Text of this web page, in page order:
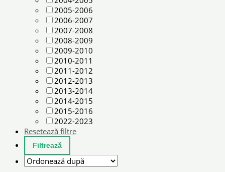
2005-2006
2006-2007
2007-2008
2008-2009
2009-2010
2010-2011
2011-2012
2012-2013
2013-2014
2014-2015
2015-2016
2022-2023
Resetează filtre